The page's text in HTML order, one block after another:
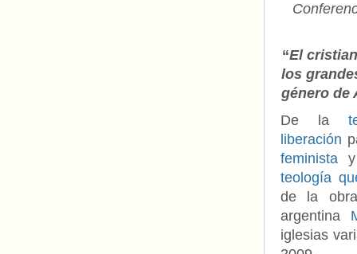
“El
los
género de
De la
liberación
feminista
teología
de la
argentina
iglesias